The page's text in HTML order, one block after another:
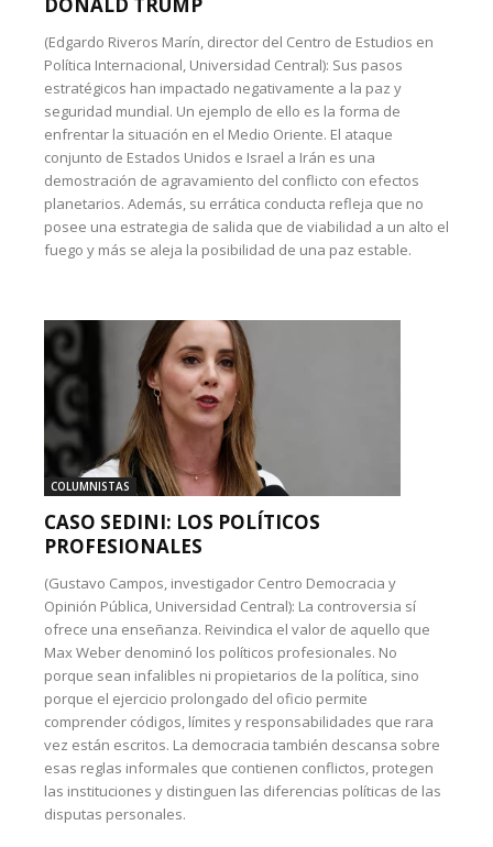
(Edgardo Riveros Marín, director del Centro de Estudios en
Política Internacional, Universidad Central): Sus pasos
estratégicos han impactado negativamente a la paz y
seguridad mundial. Un ejemplo de ello es la forma de
enfrentar la situación en el Medio Oriente. El ataque
conjunto de Estados Unidos e Israel a Irán es una
demostración de agravamiento del conflicto con efectos
planetarios. Además, su errática conducta refleja que no
posee una estrategia de salida que de viabilidad a un alto el
fuego y más se aleja la posibilidad de una paz estable.
COLUMNISTAS
CASO SEDINI: LOS POLÍTICOS
PROFESIONALES
(Gustavo Campos, investigador Centro Democracia y
Opinión Pública, Universidad Central): La controversia sí
ofrece una enseñanza. Reivindica el valor de aquello que
Max Weber denominó los políticos profesionales. No
porque sean infalibles ni propietarios de la política, sino
porque el ejercicio prolongado del oficio permite
comprender códigos, límites y responsabilidades que rara
vez están escritos. La democracia también descansa sobre
esas reglas informales que contienen conflictos, protegen
las instituciones y distinguen las diferencias políticas de las
disputas personales.